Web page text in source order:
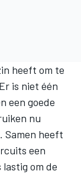
heeft om te
is niet één
een goede
nu
Samen heeft
een
om de